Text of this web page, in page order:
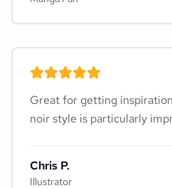
Great for getting
noir style is particularly
Chris P.
Illustrator